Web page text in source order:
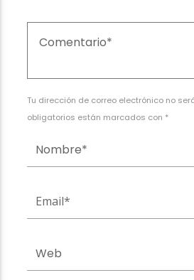
Tu dirección de correo electrónico no
obligatorios están marcados con *